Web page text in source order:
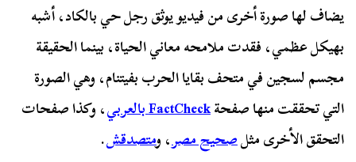
يضاف لها صورة أخرى من فيديو يوثق رجل حي بالكاد، أشبه
بهيكل عظمي، فقدت ملامحه معاني الحياة، بينما الحقيقة
مجسم لسجين في متحف بقايا الحرب بفيتنام، وهي الصورة
التي تحققت منها صفحةFactCheck بالعربي
، وكذا صفحات
التحقق الأخرى مثلصحيح مصر، ومتصدقش.